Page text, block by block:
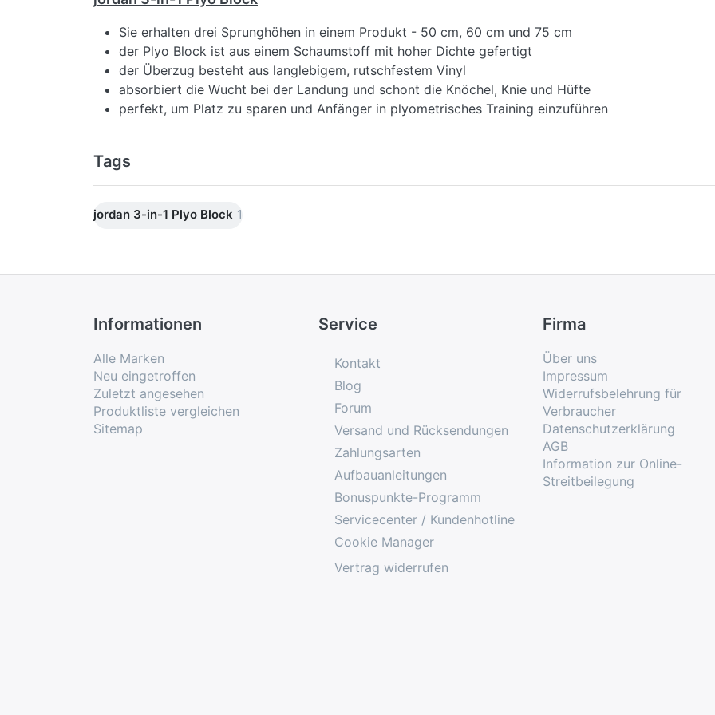
Sie erhalten drei Sprunghöhen in einem Produkt - 50 cm, 60 cm und 75 cm
der Plyo Block ist aus einem Schaumstoff mit hoher Dichte gefertigt
der Überzug besteht aus langlebigem, rutschfestem Vinyl
absorbiert die Wucht bei der Landung und schont die Knöchel, Knie und Hüfte
perfekt, um Platz zu sparen und Anfänger in plyometrisches Training einzuführen
Tags
jordan 3-in-1 Plyo Block 1
Informationen
Alle Marken
Neu eingetroffen
Zuletzt angesehen
Produktliste vergleichen
Sitemap
Service
Kontakt
Blog
Forum
Versand und Rücksendungen
Zahlungsarten
Aufbauanleitungen
Bonuspunkte-Programm
Servicecenter / Kundenhotline
Cookie Manager
Vertrag widerrufen
Firma
Über uns
Impressum
Widerrufsbelehrung für
Verbraucher
Datenschutzerklärung
AGB
Information zur Online-
Streitbeilegung